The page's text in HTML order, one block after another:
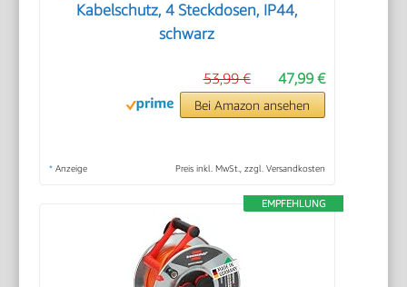
Kabelschutz, 4 Steckdosen, IP44,
schwarz
47,99 €
53,99 €
Bei Amazon ansehen
* Anzeige Preis inkl. MwSt., zzgl. Versandkosten
EMPFEHLUNG